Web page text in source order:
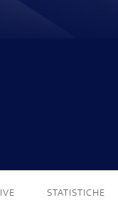
STATISTICHE